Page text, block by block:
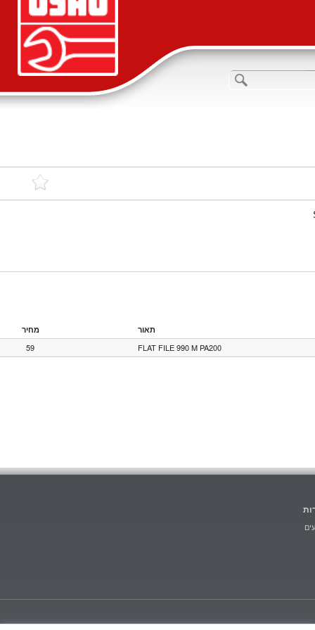
תאור מחיר
FLAT FILE 990 M PA200
59